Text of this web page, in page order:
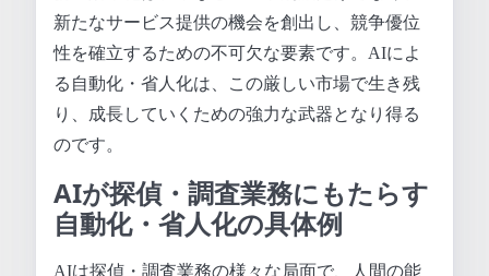
新たなサービス提供の機会を創出し、競争優位
性を確立するための不可欠な要素です。AIによ
る自動化・省人化は、この厳しい市場で生き残
り、成長していくための強力な武器となり得る
のです。
AIが探偵・調査業務にもたらす
自動化・省人化の具体例
AIは探偵・調査業務の様々な局面で、人間の能